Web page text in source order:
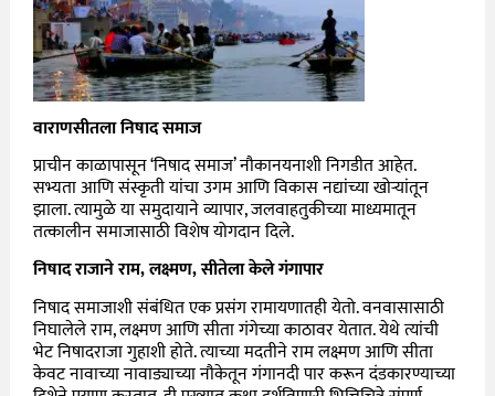
वाराणसीतला निषाद समाज
प्राचीन काळापासून ‘निषाद समाज’ नौकानयनाशी निगडीत आहेत.
सभ्यता आणि संस्कृती यांचा उगम आणि विकास नद्यांच्या खोर्‍यांतून
झाला. त्यामुळे या समुदायाने व्यापार, जलवाहतुकीच्या माध्यमातून
तत्कालीन समाजासाठी विशेष योगदान दिले.
निषाद राजाने राम, लक्ष्मण, सीतेला केले गंगापार
निषाद समाजाशी संबंधित एक प्रसंग रामायणातही येतो. वनवासासाठी
निघालेले राम, लक्ष्मण आणि सीता गंगेच्या काठावर येतात. येथे त्यांची
भेट निषादराजा गुहाशी होते. त्याच्या मदतीने राम लक्ष्मण आणि सीता
केवट नावाच्या नावाड्याच्या नौकेतून गंगानदी पार करून दंडकारण्याच्या